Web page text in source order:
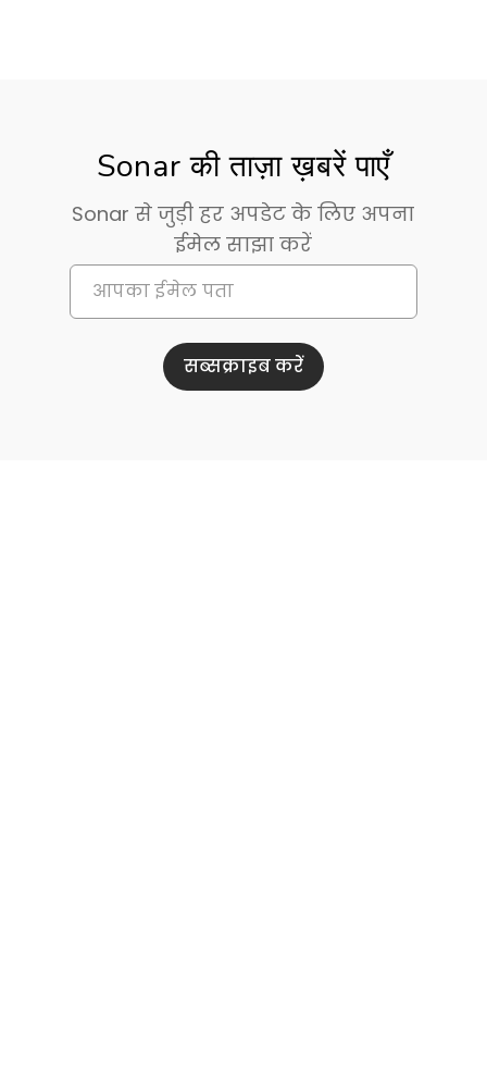
Sonar की ताज़ा ख़बरें पाएँ
Sonar से जुड़ी हर अपडेट के लिए अपना
ईमेल साझा करें
सब्सक्राइब करें